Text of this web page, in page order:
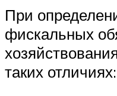
При
фискальных
таких отличиях: